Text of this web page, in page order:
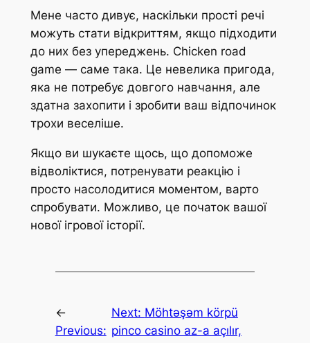
Мене часто дивує, наскільки прості речі
можуть стати відкриттям, якщо підходити
до них без упереджень. Chicken road
game — саме така. Це невелика пригода,
яка не потребує довгого навчання, але
здатна захопити і зробити ваш відпочинок
трохи веселіше.
Якщо ви шукаєте щось, що допоможе
відволіктися, потренувати реакцію і
просто насолодитися моментом, варто
спробувати. Можливо, це початок вашої
нової ігрової історії.
←
Previous:
Next: Möhtəşəm körpü
pinco casino az-a açılır,